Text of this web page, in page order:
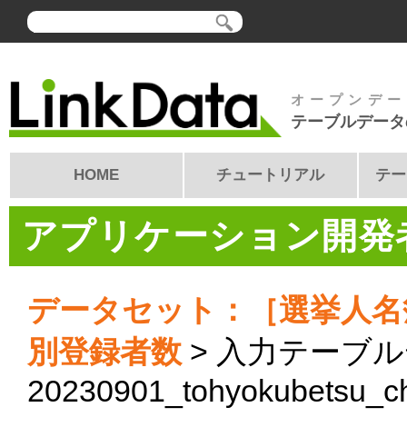
オープンデ
テーブルデー
HOME チュートリアル テ
アプリケーション開
データセット：［選挙人
別登録者数 > 入力テーブ